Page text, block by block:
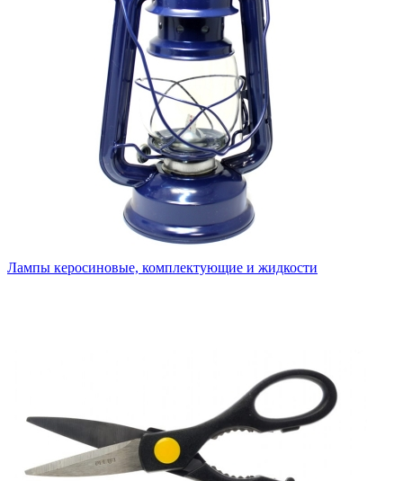
Лампы керосиновые, комплектующие и жидкости